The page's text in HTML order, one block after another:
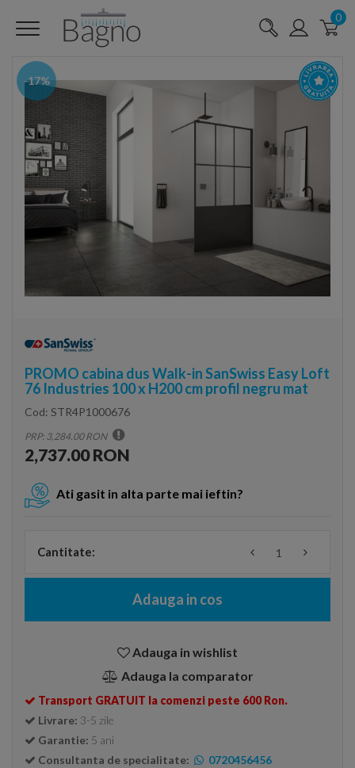
0
-17%
PROMO cabina dus Walk-in SanSwiss Easy Loft
76 Industries 100 x H200 cm profil negru mat
Cod: STR4P1000676
PRP: 3,284.00 RON
2,737.00 RON
Ati gasit in alta parte mai ieftin?
Cantitate:
Adauga in cos
Adauga in wishlist
Adauga la comparator
Transport GRATUIT la comenzi peste 600 Ron.
Livrare: 3-5 zile
Garantie: 5 ani
Consultanta de specialitate:
0720456456